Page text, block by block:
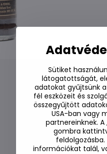
Sütiket
látogatottságát,
adatokat gyűjtsünk
fél eszközeit és
összegyűjtött
USA-ban vagy
partnereinknek.
gombra
információkat talál,